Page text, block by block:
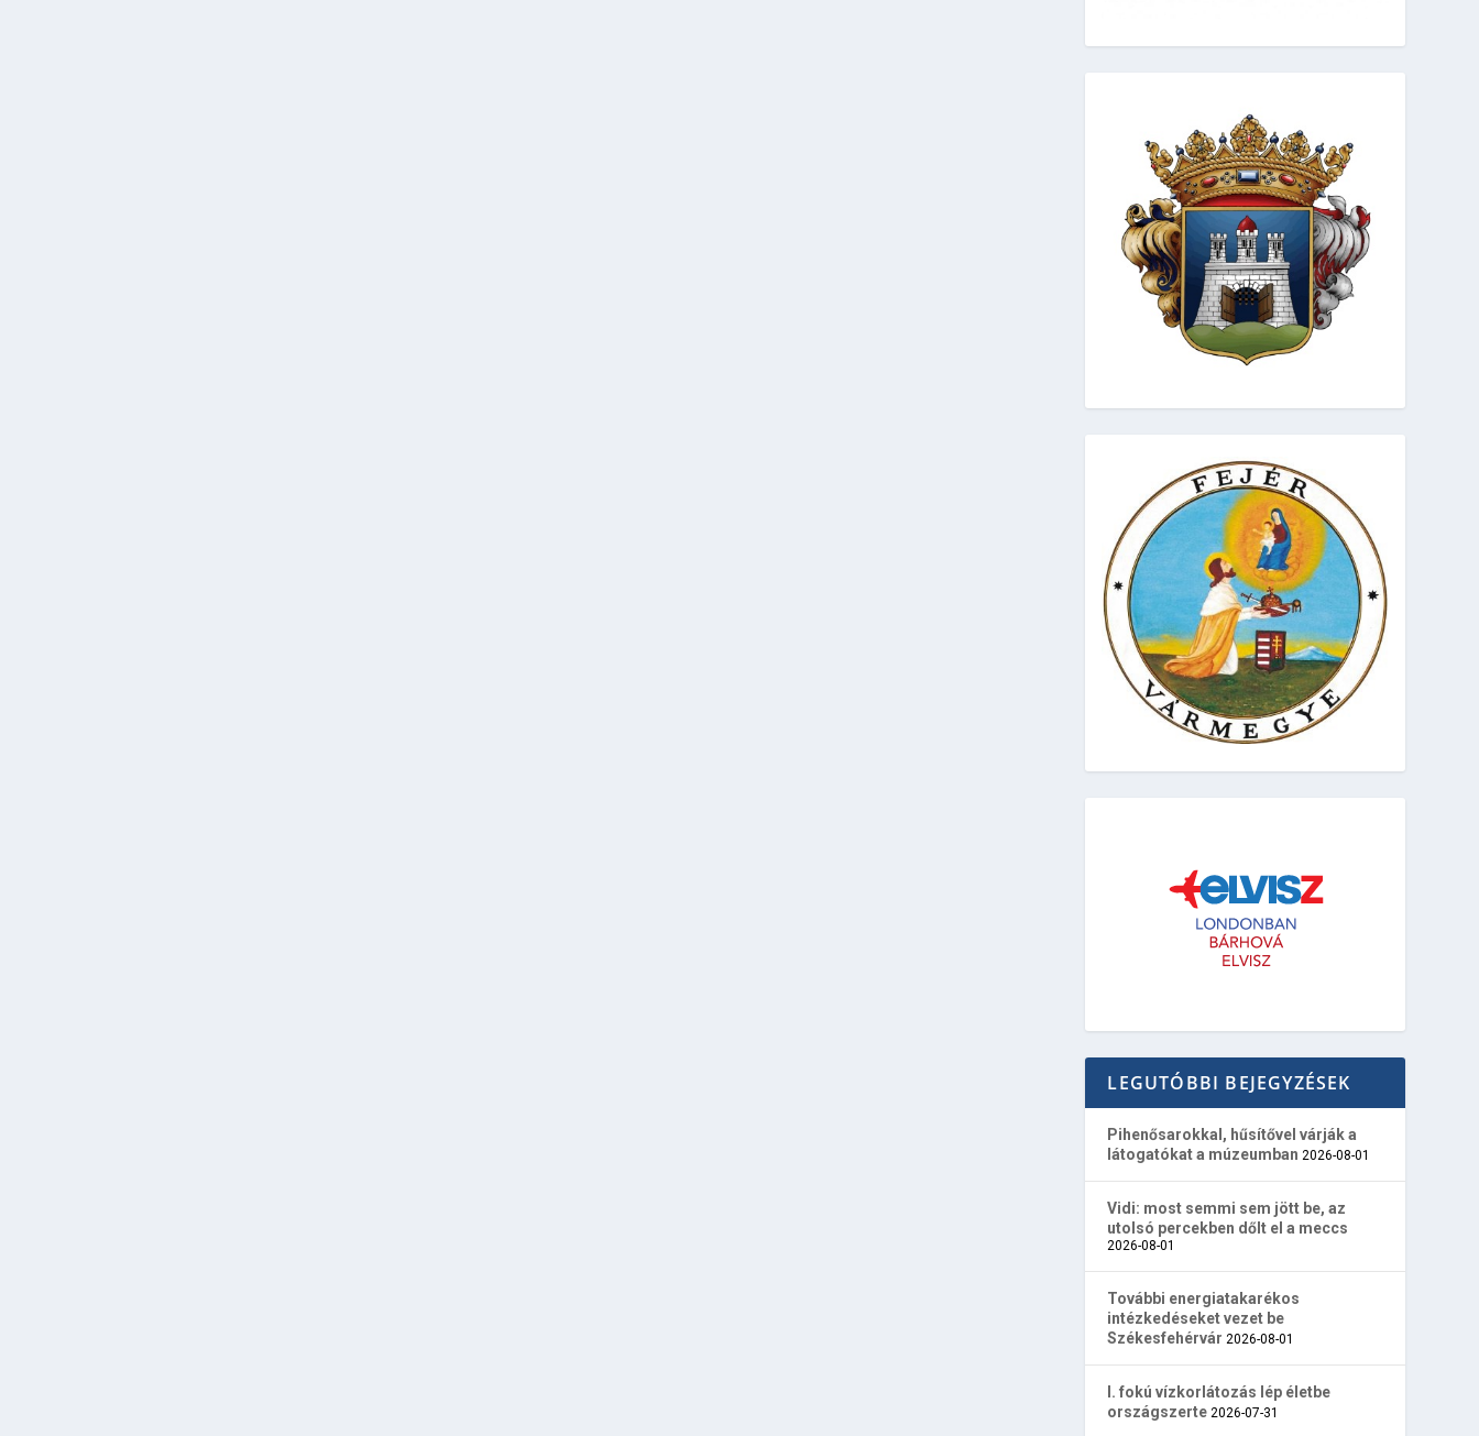
LEGUTÓBBI BEJEGYZÉSEK
Pihenősarokkal, hűsítővel várják a
látogatókat a múzeumban 2026-08-01
Vidi: most semmi sem jött be, az
utolsó percekben dőlt el a meccs
2026-08-01
További energiatakarékos
intézkedéseket vezet be
Székesfehérvár 2026-08-01
I. fokú vízkorlátozás lép életbe
országszerte 2026-07-31